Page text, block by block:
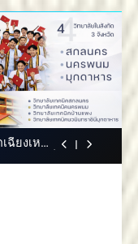
ฉียงเหนือ
ความยินดี
อกเฉียง
งเหนือ 2
บันการ
ารอาชีวศึกษาภาค